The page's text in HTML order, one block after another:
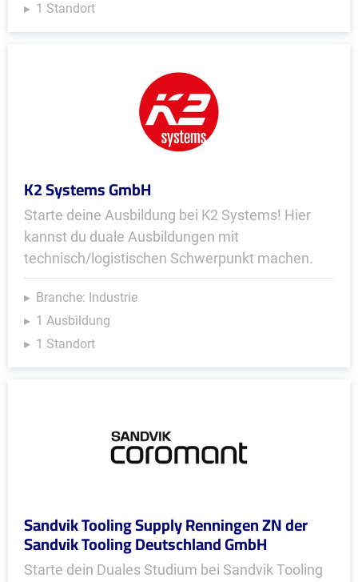
1 Standort
K2 Systems GmbH
Starte deine Ausbildung bei K2 Systems! Hier
kannst du duale Ausbildungen mit
technisch/logistischen Schwerpunkt machen.
Branche: Industrie
1 Ausbildung
1 Standort
Sandvik Tooling Supply Renningen ZN der
Sandvik Tooling Deutschland GmbH
Starte dein Duales Studium bei Sandvik Tooling